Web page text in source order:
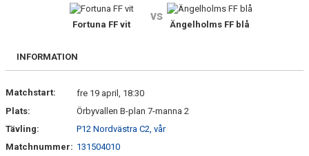
Fortuna FF vit
vs
Ängelholms FF blå
INFORMATION
Matchstart:
fre 19 april, 18:30
Plats:
Örbyvallen B-plan 7-manna 2
Tävling:
P12 Nordvästra C2, vår
Matchnummer: 131504010